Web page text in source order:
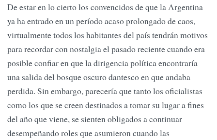
De estar en lo cierto los convencidos de que la Argentina
ya ha entrado en un período acaso prolongado de caos,
virtualmente todos los habitantes del país tendrán motivos
para recordar con nostalgia el pasado reciente cuando era
posible confiar en que la dirigencia política encontraría
una salida del bosque oscuro dantesco en que andaba
perdida. Sin embargo, parecería que tanto los oficialistas
como los que se creen destinados a tomar su lugar a fines
del año que viene, se sienten obligados a continuar
desempeñando roles que asumieron cuando las